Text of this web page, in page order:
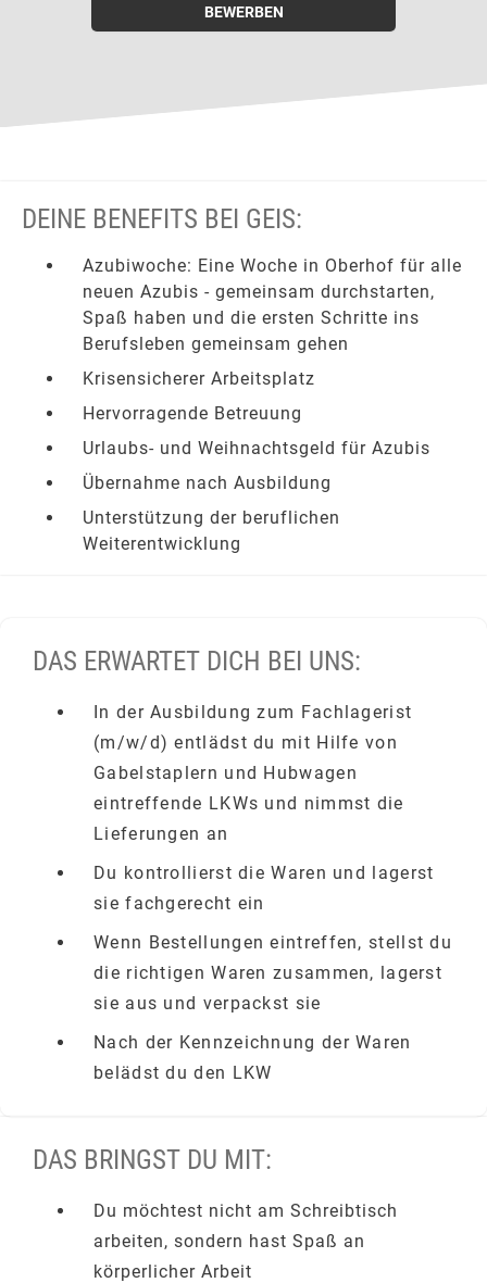
BEWERBEN
DAS ERWARTET DICH BEI UNS:
In der Ausbildung zum Fachlagerist
(m/w/d) entlädst du mit Hilfe von
Gabelstaplern und Hubwagen
eintreffende LKWs und nimmst die
Lieferungen an
Du kontrollierst die Waren und lagerst
sie fachgerecht ein
Wenn Bestellungen eintreffen, stellst du
die richtigen Waren zusammen, lagerst
sie aus und verpackst sie
Nach der Kennzeichnung der Waren
belädst du den LKW
DAS BRINGST DU MIT:
Du möchtest nicht am Schreibtisch
arbeiten, sondern hast Spaß an
körperlicher Arbeit
DEINE BENEFITS BEI GEIS:
Azubiwoche: Eine Woche in Oberhof für alle
neuen Azubis - gemeinsam durchstarten,
Spaß haben und die ersten Schritte ins
Berufsleben gemeinsam gehen
Krisensicherer Arbeitsplatz
Hervorragende Betreuung
Urlaubs- und Weihnachtsgeld für Azubis
Übernahme nach Ausbildung
Unterstützung der beruflichen
Weiterentwicklung